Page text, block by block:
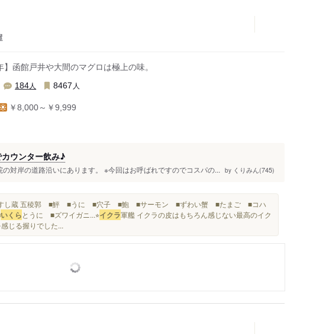
】函館戸井や大間のマグロは極上の味。
184人 8467 人
￥8,000～￥9,999
ウンター飲み♪
対岸の道路沿いにあります。 ※今回はお呼ばれですのでコスパの... by くりみん(745)
蔵 五稜郭 ■鮃 ■うに ■穴子 ■鮑 ■サーモン ■ずわい蟹 ■たまご ■コハ
いくらとうに ■ズワイガニ...⭐︎イクラ軍艦 イクラの皮はもちろん感じない最高のイク
じる握りでした...